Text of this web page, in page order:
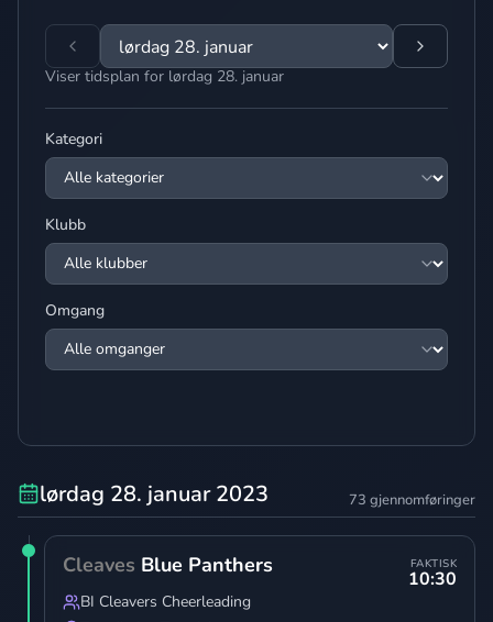
Viser tidsplan for lørdag 28. januar
Kategori
Klubb
Omgang
lørdag 28. januar 2023 73 gjennomføringer
FAKTISK
10:30
Cleaves Blue Panthers
BI Cleavers Cheerleading